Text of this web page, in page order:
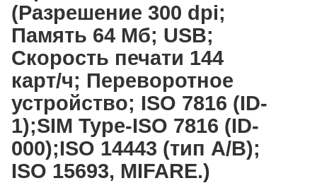
(Разрешение 300 dpi;
Память 64 Мб; USB;
Скорость печати 144
карт/ч; Переворотное
устройство; ISO 7816 (ID-
1);SIM Type-ISO 7816 (ID-
000);ISO 14443 (тип A/B);
ISO 15693, MIFARE.)